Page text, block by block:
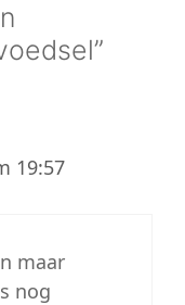
19:57
maar
nog